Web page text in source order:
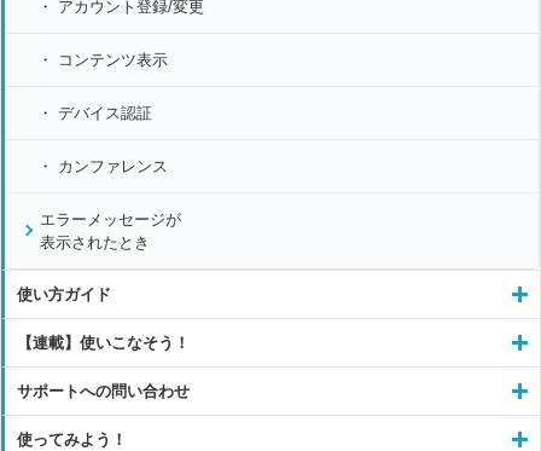
アカウント登録/変更
コンテンツ表示
デバイス認証
カンファレンス
エラーメッセージが
表示されたとき
使い方ガイド
【連載】使いこなそう！
サポートへの問い合わせ
使ってみよう！